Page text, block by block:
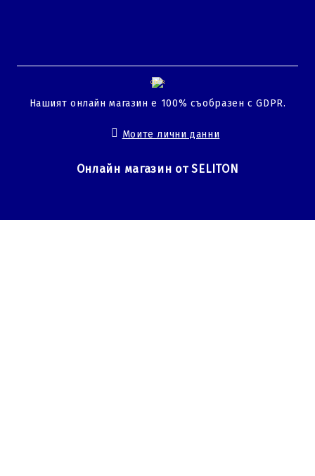
GDPR
Нашият онлайн магазин е 100% съобразен с GDPR.
Моите лични данни
Онлайн магазин от SELITON